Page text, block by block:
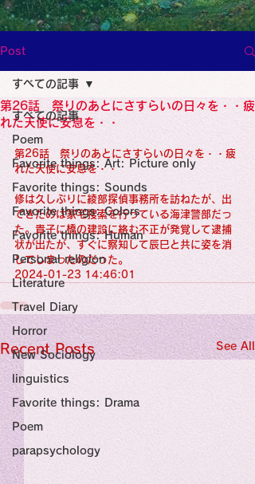
Heavens: Beyond the Universe: The World
the God of Light Resides"
Medicine Specialist
Specialist
Wide Blog
Medicine
Religion
Post
すべての記事
Poem
Favorite things: Art: Picture only
Favorite things: Sounds
Favorite things: Colors
Favorite things: Human
Personal religion
Literature
Travel Diary
Horror
New Sociology
linguistics
Favorite things: Drama
Poem
parapsychology
すべての記事
第26話 祭りのあとにさすらいの日々を・・疲
れた天使に安息を・・
第26話　祭りのあとにさすらいの日々を・・疲
れた天使に安息を・・
修は久しぶりに綾部探偵事務所を訪ねたが、出
てきたのは家宅捜索を行っている海津警部だっ
た。貴子に橋の建設に絡む不正が発覚して逮捕
状が出たが、すぐに察知して辰巳と共に姿を消
してしまったのだった。
2024-01-23 14:46:01
Recent Posts See All